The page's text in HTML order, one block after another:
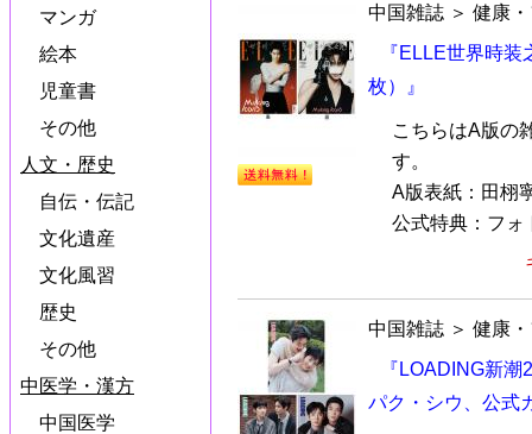
マンガ
絵本
児童書
その他
人文・歴史
自伝・伝記
文化遺産
文化風習
歴史
その他
中医学・漢方
中国医学
中国雑誌 ＞ 健康
『ELLE世界時
枚）』
こちらはA版の
す。
A版表紙：田栩
公式特典：フォ
中国雑誌 ＞ 健康
『LOADING新
パク・シウ、公式